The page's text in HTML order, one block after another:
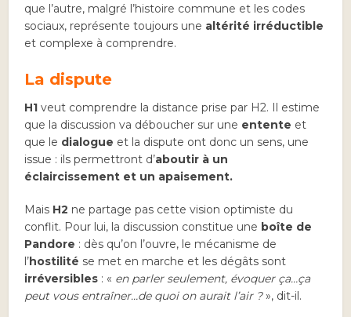
que l’autre, malgré l’histoire commune et les codes
sociaux, représente toujours une altérité irréductible
et complexe à comprendre.
La dispute
H1 veut comprendre la distance prise par H2. Il estime
que la discussion va déboucher sur une entente et
que le dialogue et la dispute ont donc un sens, une
issue : ils permettront d’aboutir à un
éclaircissement et un apaisement.
Mais H2 ne partage pas cette vision optimiste du
conflit. Pour lui, la discussion constitue une boîte de
Pandore : dès qu’on l’ouvre, le mécanisme de
l’hostilité se met en marche et les dégâts sont
irréversibles : « en parler seulement, évoquer ça…ça
peut vous entraîner…de quoi on aurait l’air ?», dit-il.